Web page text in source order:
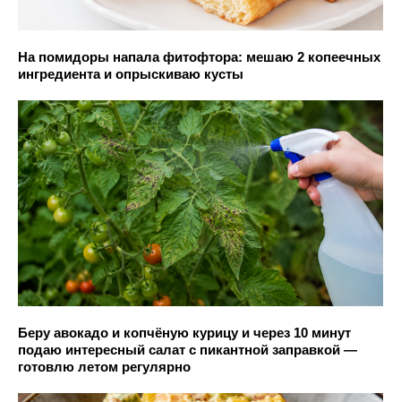
На помидоры напала фитофтора: мешаю 2 копеечных
ингредиента и опрыскиваю кусты
Беру авокадо и копчёную курицу и через 10 минут
подаю интересный салат с пикантной заправкой —
готовлю летом регулярно